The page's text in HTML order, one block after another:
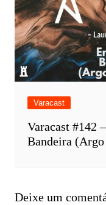
Varacast
Varacast #142
Bandeira
Deixe um